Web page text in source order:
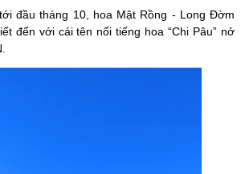
tháng 10, hoa Mật Rồng - Long Đờm
đến với cái tên nổi tiếng hoa “Chi Pâu” nở